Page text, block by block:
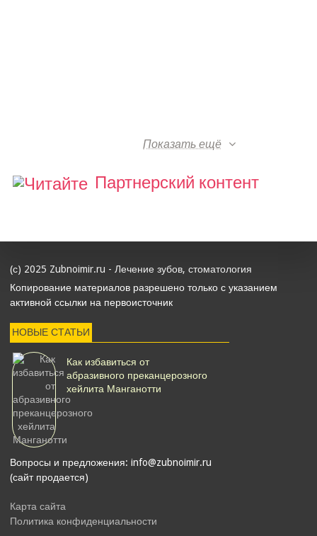
Показать ещё
Партнерский контент
(с) 2025 Zubnoimir.ru - Лечение зубов, стоматология
Копирование материалов разрешено только с указанием
активной ссылки на первоисточник
НОВЫЕ СТАТЬИ
Как избавиться от
абразивного преканцерозного
хейлита Манганотти
Вопросы и предложения: info@zubnoimir.ru
(сайт продается)
Карта сайта
Политика конфиденциальности